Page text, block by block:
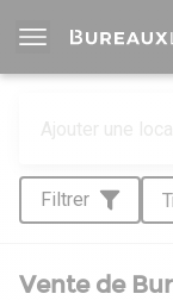
Filtrer
Vente de